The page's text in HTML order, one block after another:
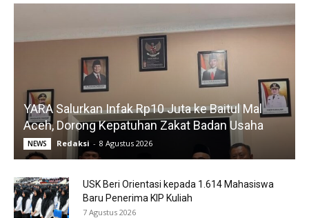
YARA Salurkan Infak Rp10 Juta ke Baitul Mal
Aceh, Dorong Kepatuhan Zakat Badan Usaha
NEWS Redaksi - 8 Agustus 2026
USK Beri Orientasi kepada 1.614 Mahasiswa
Baru Penerima KIP Kuliah
7 Agustus 2026